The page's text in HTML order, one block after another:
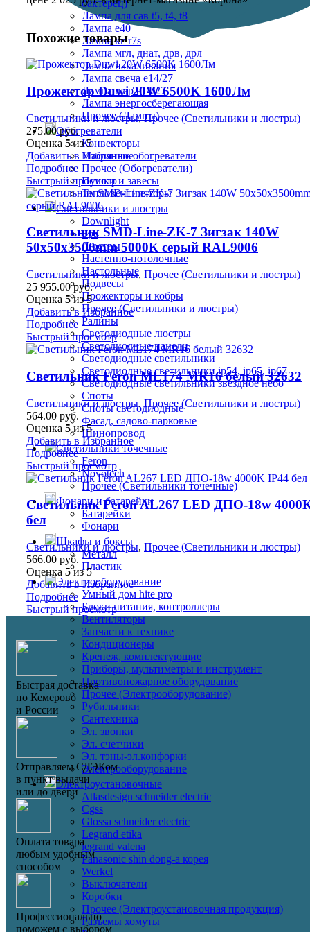
бактерец)
Лампа для сав t5, t4, t8
Лампа е40
Лампа кг r7s
Лампа мгл, днат, дрв, дрл
Лампа накаливания
Лампа свеча е14/27
Лампа шар е14/27
Лампа энергосберегающая
Прочее (Лампы)
Обогреватели
Конвекторы
Масляные обогреватели
Прочее (Обогреватели)
Пушки и завесы
Тепловентиляторы
Светильники и люстры
Downlight
Бра
Люстры
Настенно-потолочные
Настольные
Подвесы
Прожекторы и кобры
Прочее (Светильники и люстры)
Ралины
Светодиодные люстры
Светодиодные панели
Светодиодные светильники
Светодиодные светильники ip54, ip65, ip67
Светодиодные светильники звездное небо
Споты
Споты светодиодные
Фасад, садово-парковые
Шинопровод
Светильники точечные
Feron
Novotech
Прочее (Светильники точечные)
Фонари и батарейки
Батарейки
Фонари
Шкафы и боксы
Металл
Пластик
Электрооборудование
Умный дом hite pro
Блоки питания, контроллеры
Вентиляторы
Запчасти к технике
Кондиционеры
Крепеж, комплектующие
Приборы, мультиметры и инструмент
Противопожарное оборудование
Прочее (Электрооборудование)
Рубильники
Сантехника
Эл. звонки
Эл. счетчики
Эл. тэны-эл.конфорки
Электрооборудование
Электроустановочные
Atlasdesign schneider electric
Cgss
Glossa schneider electric
Legrand etika
legrand valena
Panasonic shin dong-a корея
Werkel
Выключатели
Коробки
Прочее (Электроустановочная продукция)
Разъемы хомуты
Похожие товары
Прожектор Duwi 20W 6500K 1600Лм
Светильники и люстры,Прочее (Светильники и люстры)
275.00руб.
Оценка 5из 5
Добавить в Избранное
Подробнее
Быстрый просмотр
Светильник SMD-Line-ZK-7 Зигзак 140W
50х50х3500mm 5000К серый RAL9006
Светильники и люстры, Прочее (Светильники и люстры)
25 955.00руб.
Оценка 5из 5
Добавить в Избранное
Подробнее
Быстрый просмотр
Светильник Feron ML174 MR16 белый 32632
Светильники и люстры, Прочее (Светильники и люстры)
564.00 руб.
Оценка 5 из 5
Добавить в Избранное
Подробнее
Быстрый просмотр
Светильник Feron AL267 LED ДПО-18w
бел
Светильники и люстры, Прочее (Светильники и люстры)
566.00 руб.
Оценка 5из 5
Добавить в Избранное
Подробнее
Быстрый просмотр
Быстрая доставка
по Кемерово
и России
Отправляем СДЭКом
в пункт выдачи
или до двери
Оплата товара
любым удобным
способом
Профессионально
поможем с выбором